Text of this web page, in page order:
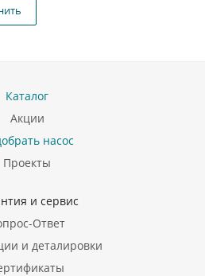
Каталог
Акции
насос
Проекты
и сервис
Ответ
и деталировки